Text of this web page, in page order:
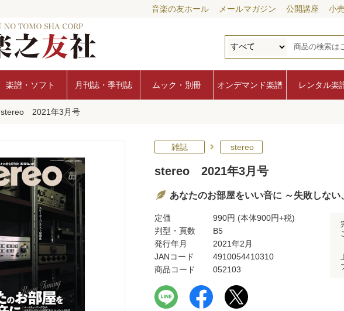
音楽の友ホール メールマガジン 公開講座 小
楽譜・ソフト 月刊誌・季刊誌 ムック・別冊 オンデマンド楽譜 レンタル楽
stereo 2021年3月号
雑誌 stereo
stereo 2021年3月号
あなたのお部屋をいい音に ～失敗しない
定価 990円 (本体900円+税)
判型・頁数
B5
発行年月
2021年2月
JANコード
4910054410310
商品コード
052103